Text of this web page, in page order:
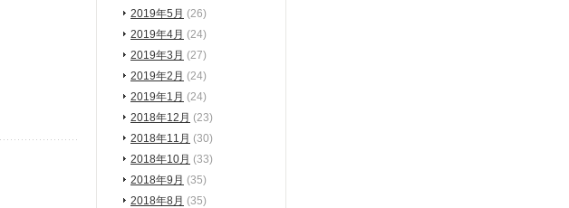
2019年5月 (26)
2019年4月 (24)
2019年3月 (27)
2019年2月 (24)
2019年1月 (24)
2018年12月 (23)
2018年11月 (30)
2018年10月 (33)
2018年9月 (35)
2018年8月 (35)